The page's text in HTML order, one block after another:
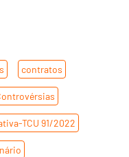
contratos
TCU 91/2022